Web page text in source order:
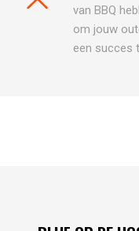
van BBQ
om jouw
een succes